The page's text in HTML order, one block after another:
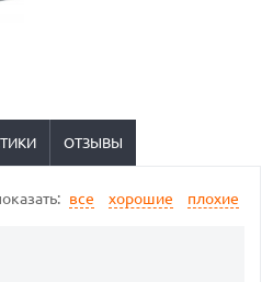
ОТЗЫВЫ
все хорошие плохие